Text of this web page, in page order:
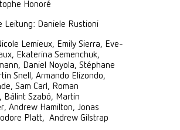
Honoré
Leitung: Daniele Rustioni
Lemieux, Emily Sierra, Eve-
Ekaterina Semenchuk,
Daniel Noyola, Stéphane
Snell, Armando Elizondo,
Sam Carl, Roman
Bálint Szabó, Martin
Andrew Hamilton, Jonas
Platt, Andrew Gilstrap